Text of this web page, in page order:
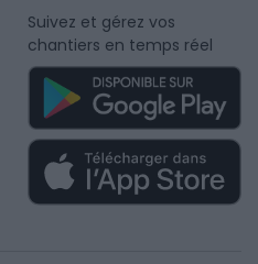
Suivez et gérez vos
chantiers en temps réel